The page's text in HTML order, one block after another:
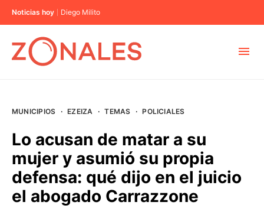
Noticias hoy Diego Milito
BUENOS AIRES
PROVINCIAS
MUNICIPIOS · EZEIZA · TEMAS · POLICIALES
Lo acusan de matar a su
mujer y asumió su propia
defensa: qué dijo en el juicio
el abogado Carrazzone